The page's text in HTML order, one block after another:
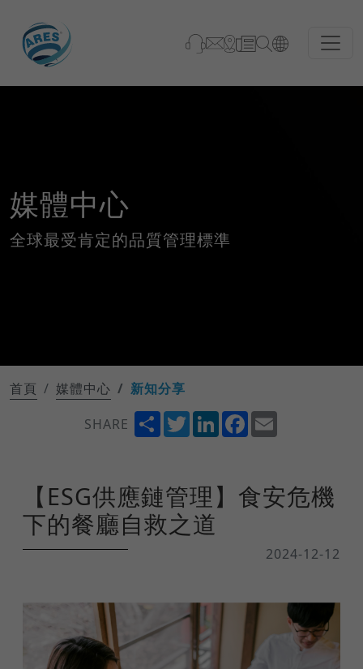
媒體中心
全球最受肯定的品質管理標準
首頁 媒體中心
新知分享
SHARE
ShareTwitterLinkedInFacebook
【ESG供應鏈管理】食安危機
下的餐廳自救之道
2024-12-12